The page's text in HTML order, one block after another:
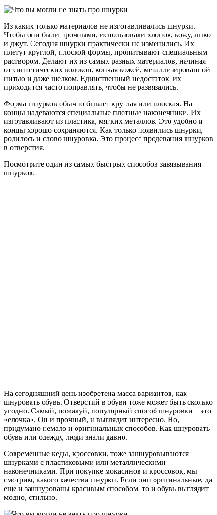
Из каких только материалов не изготавливались шнурки.
Чтобы они были прочными, использовали хлопок, кожу, лыко
и джут. Сегодня шнурки практически не изменились. Их
плетут круглой, плоской формы, пропитывают специальным
раствором. Делают их из самых разных материалов, начиная
от синтетических волокон, кончая кожей, металлизированной
нитью и даже шелком. Единственный недостаток, их
приходится часто поправлять, чтобы не развязались.
Форма шнурков обычно бывает круглая или плоская. На
концы надеваются специальные плотные наконечники. Их
изготавливают из пластика, мягких металлов. Это удобно и
концы хорошо сохраняются. Как только появились шнурки,
родилось и слово шнуровка. Это процесс продевания шнурков
в отверстия.
Посмотрите один из самых быстрых способов завязывания
шнурков:
На сегодняшний день изобретена масса вариантов, как
шнуровать обувь. Отверстий в обуви тоже может быть сколько
угодно. Самый, пожалуй, популярный способ шнуровки – это
«елочка». Он и прочный, и выглядит интересно. Но,
придумано немало и оригинальных способов. Как шнуровать
обувь или одежду, люди знали давно.
Современные кеды, кроссовки, тоже зашнуровываются
шнурками с пластиковыми или металлическими
наконечниками. При покупке мокасинов и кроссовок, мы
смотрим, какого качества шнурки. Если они оригинальные, да
еще и зашнурованы красивым способом, то и обувь выглядит
модно, стильно.